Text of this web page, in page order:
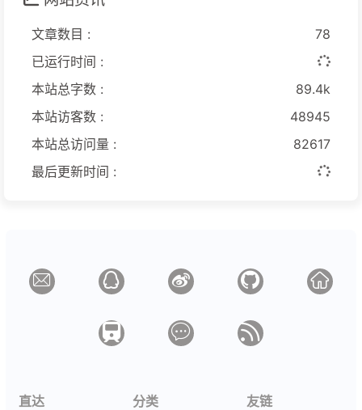
文章数目 :
78
已运行时间 :
本站总字数 :
89.4k
本站访客数 :
48945
本站总访问量 :
82617
最后更新时间 :
直达 分类 友链